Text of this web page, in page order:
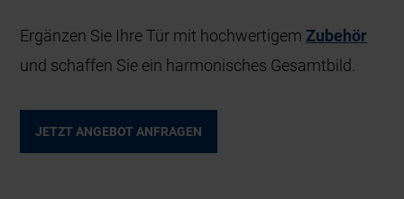
Ergänzen Sie Ihre Tür mit hochwertigem Zubehör
und schaffen Sie ein harmonisches Gesamtbild.
JETZT ANGEBOT ANFRAGEN